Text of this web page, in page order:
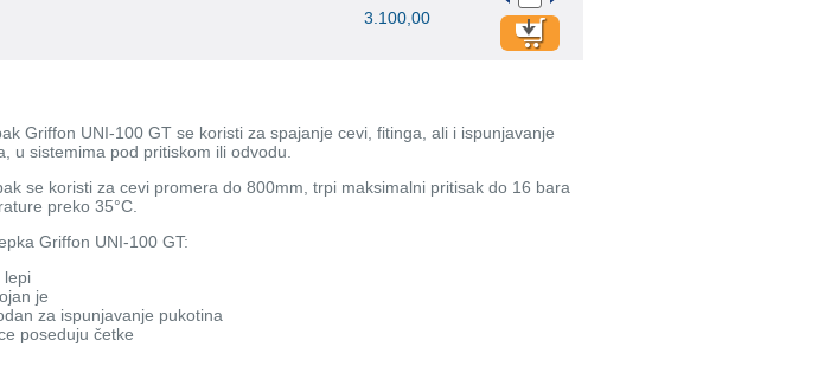
3.100,00
Griffon UNI-100 GT se koristi za spajanje cevi, fitinga, ali i ispunjavanje
u sistemima pod pritiskom ili odvodu.
se koristi za cevi promera do 800mm, trpi maksimalni pritisak do 16 bara
preko 35°C.
Griffon UNI-100 GT:
lepi
je
za ispunjavanje pukotina
poseduju četke